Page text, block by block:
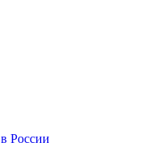
России